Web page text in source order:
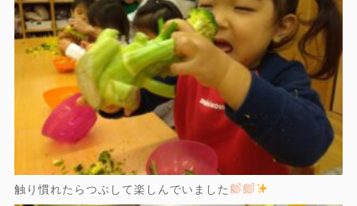
触り慣れたらつぶして楽しんでいました